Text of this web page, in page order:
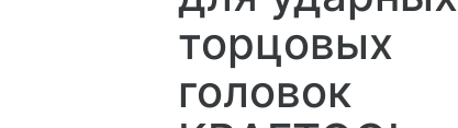
торцовых
головок